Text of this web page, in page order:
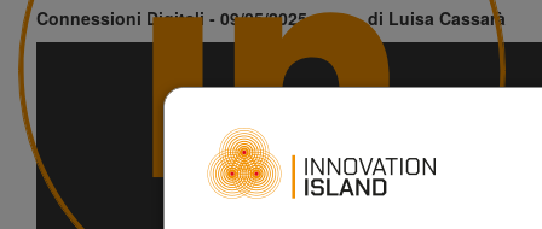
Connessioni Digitali - 09/05/2025 di Luisa Cassarà